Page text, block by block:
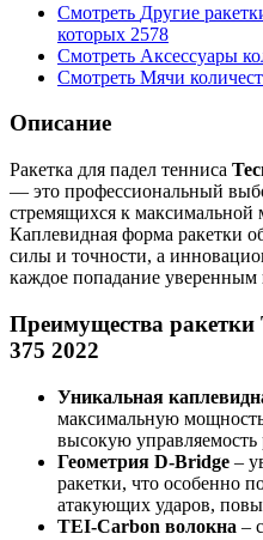
Смотреть Другие
которых 2578
Смотреть Аксессуары
Смотреть Мячи
Описание
Ракетка для падел тенниса
— это профессиональный
стремящихся к максимальной
Каплевидная форма ракетки
силы и точности, а
каждое попадание
Преимущества
375 2022
Уникальная
максимальную
высокую управляемость
Геометрия D-Bridge –
ракетки, что особенно
атакующих ударов,
TEI-Carbon волокна –